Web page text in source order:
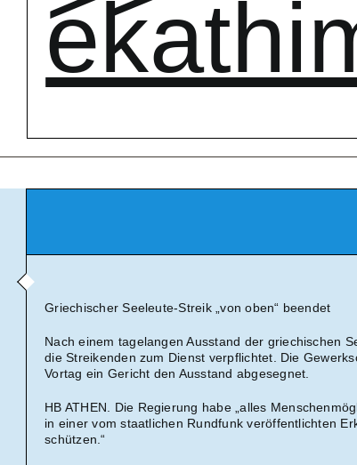
Griechischer Seeleute-Streik „von oben“ beendet
Nach einem tagelangen Ausstand der griechischen
die Streikenden zum Dienst verpflichtet. Die
Vortag ein Gericht den Ausstand abgesegnet.
HB ATHEN. Die Regierung habe „alles
in einer vom staatlichen Rundfunk veröffentlichten
schützen.“